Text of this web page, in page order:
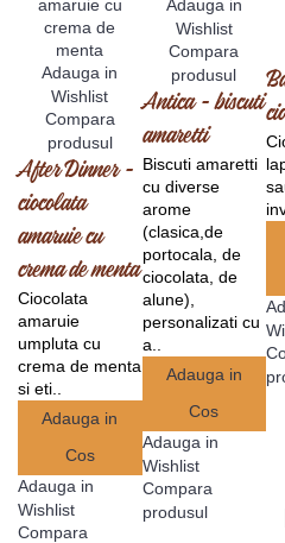
Cutii
Adauga in
Wishlist
Compara
produsul
After Dinner -
ciocolata
amaruie cu
crema de menta
Ciocolata
amaruie
umpluta cu
crema de menta
si eti..
Adauga in
Cos
Adauga in
Wishlist
Compara
Adauga in
Wishlist
Compara
produsul
Antica - biscuti
amaretti
Biscuti amaretti
cu diverse
arome
(clasica,de
portocala, de
ciocolata, de
alune),
personalizati cu
a..
Adauga in
Cos
Adauga in
Wishlist
Compara
produsul